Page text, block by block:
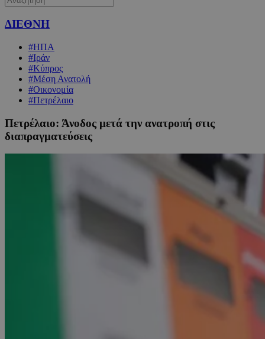
ΔΙΕΘΝΗ
#ΗΠΑ
#Ιράν
#Κύπρος
#Μέση Ανατολή
#Οικονομία
#Πετρέλαιο
Πετρέλαιο: Άνοδος μετά την ανατροπή στις
διαπραγματεύσεις